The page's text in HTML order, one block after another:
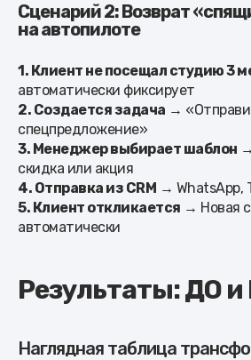
Сценарий 2: Возврат
на автопилоте
1. Клиент не посещал студию 3
автоматически фиксирует
2. Создается задача →
спецпредложение»
3. Менеджер выбирает шаблон
скидка или акция
4. Отправка из CRM → WhatsApp,
5. Клиент откликается → Новая
автоматически
Результаты: ДО
Наглядная таблица